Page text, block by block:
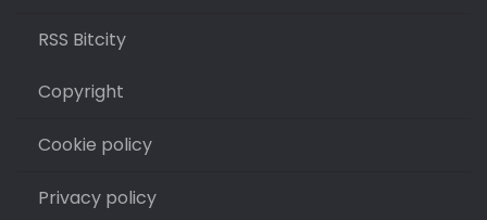
RSS Bitcity
Copyright
Cookie policy
Privacy policy